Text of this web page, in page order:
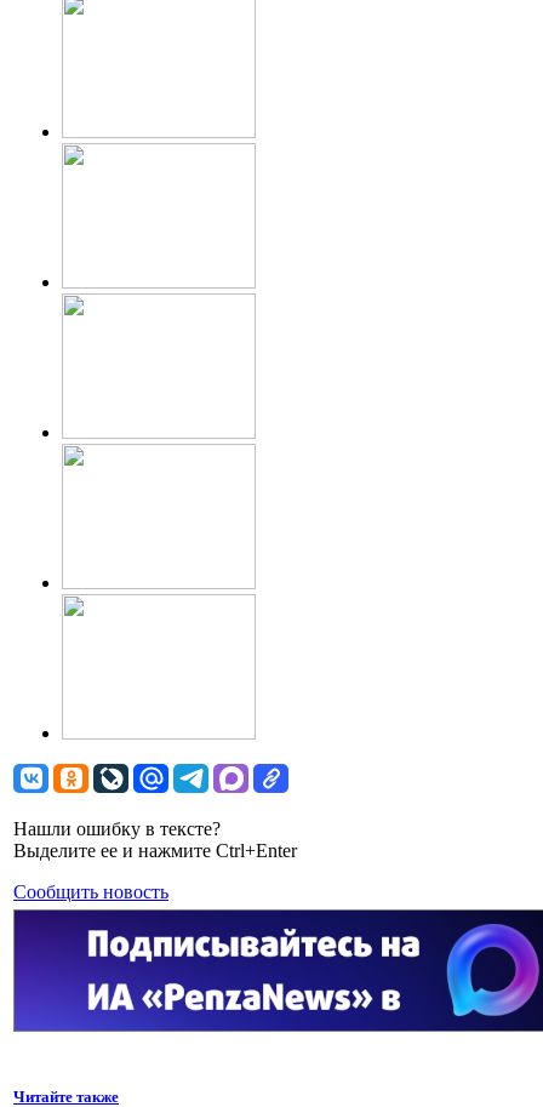
Нашли ошибку в тексте?
Выделите ее и нажмите Ctrl+Enter
Сообщить новость
Читайте также